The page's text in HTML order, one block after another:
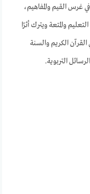
غرس القيم والمفاهيم،
والمتعة ويترك أثرًا
الكريم والسنة
التربوية.